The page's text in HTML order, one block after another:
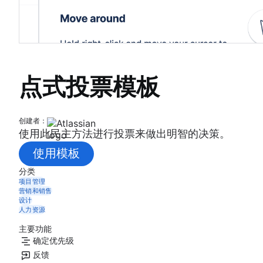
点式投票模板
创建者：
使用此民主方法进行投票来做出明智的决策。
使用模板
分类
项目管理
营销和销售
设计
人力资源
主要功能
确定优先级
反馈